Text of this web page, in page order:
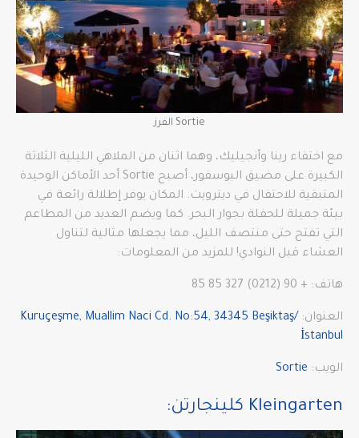
Sortie الفرز
مع اختفاء رينا وأنجيليك، وهما اثنان من الملاهي الليلية الثلاثة
الكبيرة على مضيق البوسفور، أصبح Sortie أحد الأماكن الوحيدة
المتبقية للاحتفال في ديترويت. المكان يوفر إطلالة رائعة في
بيئة جميلة للحفلة بجوار البحر. كما ويضم العديد من المطاعم
التي تفتح حتى منتصف الليل، مما يجعلها مثالية لتناول
العشاء قبل النوادي! للمزيد من المعلومات:
هاتف: + 90 (0212) 327 85 85
العنوان: Kuruçeşme, Muallim Naci Cd. No:54, 34345 Beşiktaş/
İstanbul
الويب: Sortie
Kleingarten كلينجارتن: